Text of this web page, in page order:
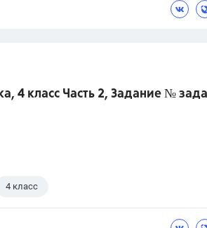
4 класс Часть 2, Задание №
4 класс